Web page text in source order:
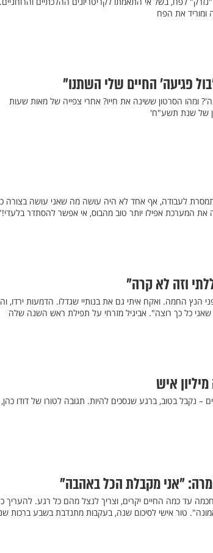
ומוריד את הפח
פגיעה’ החיים שלי השתנו"
ומהו הסרטון ששינה את חייו? אחרי צפייה של מאות שעות
של שנת תשע"ח'
לעבודה, אף אחד לא היה עושה מה שאני עושה בצורה
את המערכת אפילו יותר טוב מהבוס, אי אפשר להסתדר
וזה לא קרה"
החמה. ואקח איתי גם את בנותיי שגדלו. הדמעות ירדו,
שאני כל כך רוצה". אביגיל מזרחי על תפילת ראש השנה שלה
איש
– נקבל בטוב, ברגע שנסכים להיות. תגובה לטורו של דודו כהן,
"אני מקבלת הכל באהבה"
עד כמה החיים יקרים, וצריך לנצל מהם כל רגע. להעריך
טור אישי לסיכום שנה, בעקבות מתנדבת בשבע ברכות